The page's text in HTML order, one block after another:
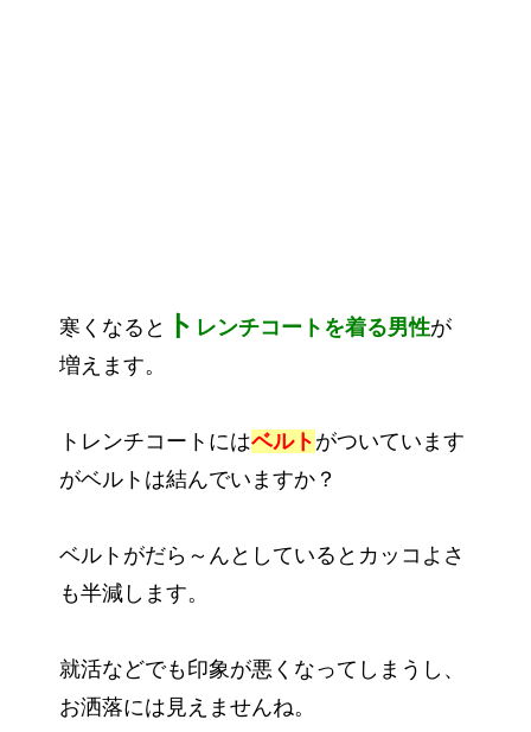
寒くなると ト レンチコートを着る男性が
増えます。
トレンチコートにはベルト がついています
がベルトは結んでいますか？
ベルトがだら～んとしているとカッコよさ
も半減します。
就活などでも印象が悪くなってしまうし、
お洒落には見えませんね。